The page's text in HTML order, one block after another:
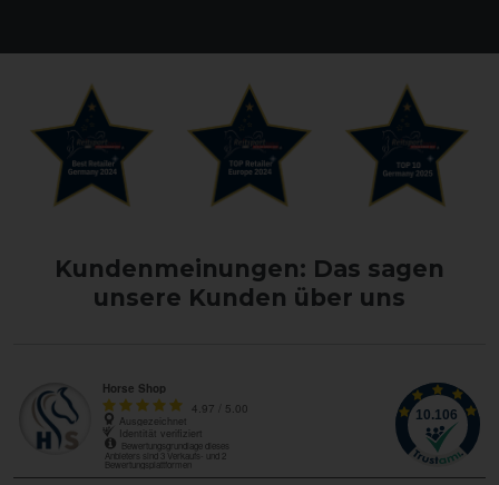
Kundenmeinungen: Das sagen
unsere Kunden über uns